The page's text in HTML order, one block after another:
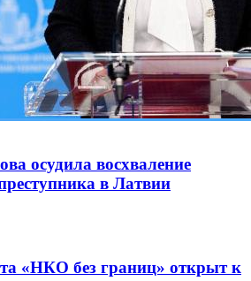
осудила восхваление
в Латвии
«НКО без границ» открыт к